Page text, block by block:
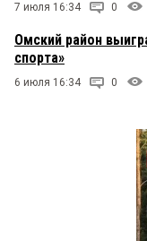
7 июля 16:34 0
Омский район
спорта»
6 июля 16:34 0